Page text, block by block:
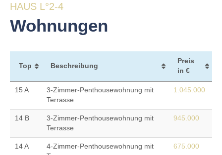
HAUS L°2-4
Wohnungen
Top Beschreibung
Preis
in €
15 A
3-Zimmer-Penthousewohnung mit
Terrasse
1.045.000
14 B
3-Zimmer-Penthousewohnung mit
Terrasse
945.000
14 A
4-Zimmer-Penthousewohnung mit
675.000